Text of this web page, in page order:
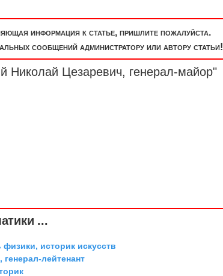
информация к статье, пришлите пожалуйста.
сообщений администратору или автору статьи!
Николай Цезаревич, генерал-майор"
...
историк искусств
лейтенант